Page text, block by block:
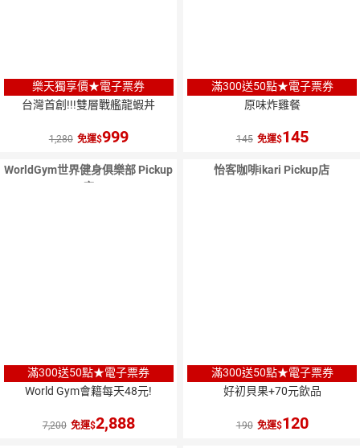
樂天獨享價★電子票券
台灣首創!!!雙層戰艦龍蝦丼
1,280 免運 999
滿300送50點★電子票券
原味炸雞餐
145 免運 145
WorldGym世界健身俱樂部 Pickup
店
滿300送50點★電子票券
World Gym會籍每天48元!
7,200 免運 2,888
怡客咖啡ikari Pickup店
滿300送50點★電子票券
好初貝果+70元飲品
190 免運 120